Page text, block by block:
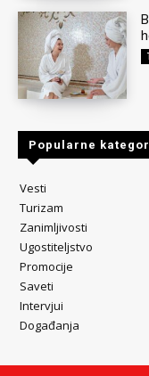
Popularne
Vesti
Turizam
Zanimljivosti
Ugostiteljstvo
Promocije
Saveti
Intervjui
Događanja